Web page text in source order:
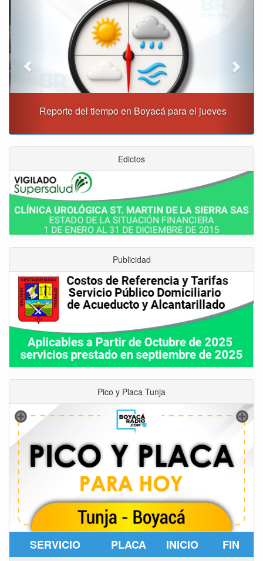
Reporte del tiempo en Boyacá para el jueves
Edictos
Publicidad
Pico y Placa Tunja
SERVICIO PLACA INICIO FIN